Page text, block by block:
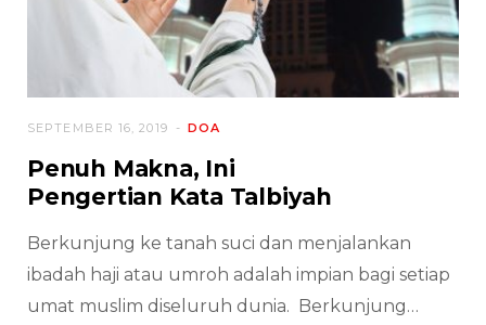
DOA
SEPTEMBER 16, 2019
Penuh Makna, Ini
Pengertian Kata Talbiyah
Berkunjung ke tanah suci dan menjalankan
ibadah haji atau umroh adalah impian bagi setiap
umat muslim diseluruh dunia. Berkunjung…